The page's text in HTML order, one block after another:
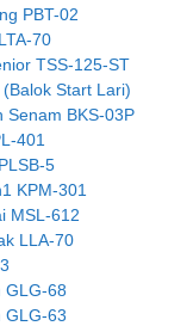
PBT-02
70
TSS-125-ST
Start Lari)
Senam BKS-03P
401
5
KPM-301
MSL-612
LLA-70
GLG-68
GLG-63